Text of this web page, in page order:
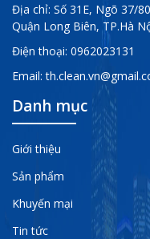
Địa chỉ: Số 31E, Ngõ 37/
Quận Long Biên, TP.Hà
Điện thoại: 0962023131
Email:
Danh mục
Giới thiệu
Sản phẩm
Khuyến mại
Tin tức